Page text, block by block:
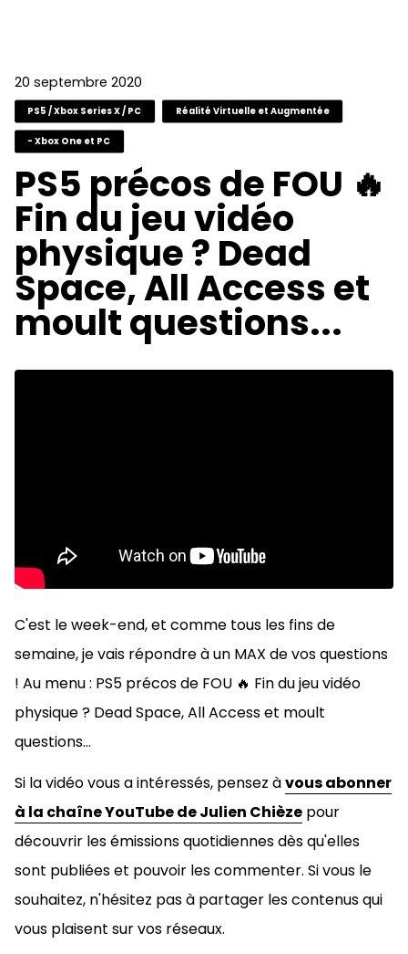
20 septembre 2020
PS5 / Xbox Series X / PC Réalité Virtuelle et Augmentée
- Xbox One et PC
PS5 précos de FOU 🔥
Fin du jeu vidéo
physique ? Dead
Space, All Access et
moult questions...
C'est le week-end, et comme tous les fins de
semaine, je vais répondre à un MAX de vos questions
! Au menu : PS5 précos de FOU 🔥 Fin du jeu vidéo
physique ? Dead Space, All Access et moult
questions...
Si la vidéo vous a intéressés, pensez àvous abonner
à la chaîne YouTube de Julien Chièze pour
découvrir les émissions quotidiennes dès qu'elles
sont publiées et pouvoir les commenter. Si vous le
souhaitez, n'hésitez pas à partager les contenus qui
vous plaisent sur vos réseaux.